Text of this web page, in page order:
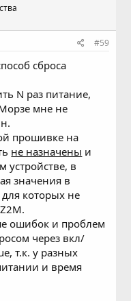
#59
сброса
N раз питание,
мне не
прошивке на
не назначены и
устройстве, в
значения в
которых не
ошибок и проблем
через вкл/
т.к. у разных
и время